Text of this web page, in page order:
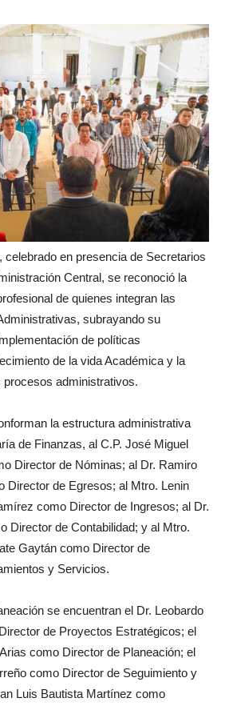
celebrado en presencia de Secretarios
Central, se reconoció la
de quienes integran las
subrayando su
de políticas
de la vida Académica y la
procesos administrativos.
la estructura administrativa
de Finanzas, al C.P. José Miguel
Director de Nóminas; al Dr. Ramiro
Director de Egresos; al Mtro. Lenin
como Director de Ingresos; al Dr.
Director de Contabilidad; y al Mtro.
Gaytán como Director de
y Servicios.
se encuentran el Dr. Leobardo
de Proyectos Estratégicos; el
como Director de Planeación; el
como Director de Seguimiento y
Luis Bautista Martínez como